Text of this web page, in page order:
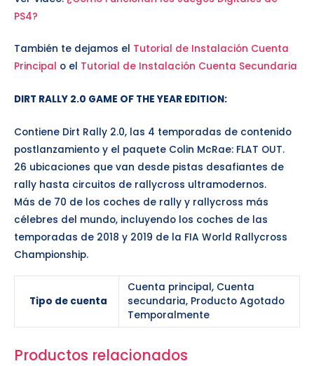
PS4?
También te dejamos el Tutorial de Instalación Cuenta
Principal o el Tutorial de Instalación Cuenta Secundaria
DIRT RALLY 2.0 GAME OF THE YEAR EDITION:
Contiene Dirt Rally 2.0, las 4 temporadas de contenido
postlanzamiento y el paquete Colin McRae: FLAT OUT.
26 ubicaciones que van desde pistas desafiantes de
rally hasta circuitos de rallycross ultramodernos.
Más de 70 de los coches de rally y rallycross más
célebres del mundo, incluyendo los coches de las
temporadas de 2018 y 2019 de la FIA World Rallycross
Championship.
Tipo de cuenta
Cuenta principal, Cuenta
secundaria, Producto Agotado
Temporalmente
Productos relacionados